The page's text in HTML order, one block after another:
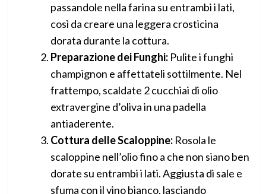
passandole nella farina su entrambi i lati,
così da creare una leggera crosticina
dorata durante la cottura.
Preparazione dei Funghi:Pulite i funghi
champignon e affettateli sottilmente. Nel
frattempo, scaldate 2 cucchiai di olio
extravergine d’oliva in una padella
antiaderente.
Cottura delle Scaloppine:Rosola le
scaloppine nell’olio fino a che non siano ben
dorate su entrambi i lati. Aggiusta di sale e
sfuma con il vino bianco, lasciando